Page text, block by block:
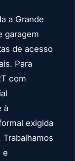
a Grande
garagem
de acesso
Para
com
à
exigida
e